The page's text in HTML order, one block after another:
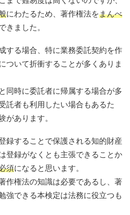
にわたるため、著作権法をまんべ
きました。
する場合、特に業務委託契約を作
ついて折衝することが多くありま
同時に委託者に帰属する場合が多
託者も利用したい場合もあるた
があります。
録することで保護される知的財産
登録がなくとも主張できることか
須になると思います。
作権法の知識は必要であるし、著
強できる本検定は法務に役立つも